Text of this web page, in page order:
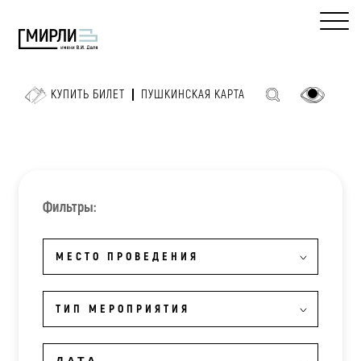
КУПИТЬ БИЛЕТ ПУШКИНСКАЯ КАРТА
Фильтры:
МЕСТО ПРОВЕДЕНИЯ
ТИП МЕРОПРИЯТИЯ